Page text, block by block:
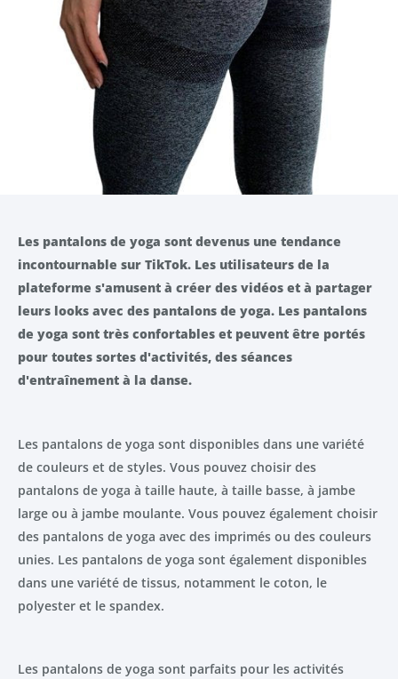
Les pantalons de yoga sont devenus une tendance
incontournable sur TikTok. Les utilisateurs de la
plateforme s'amusent à créer des vidéos et à partager
leurs looks avec des pantalons de yoga. Les pantalons
de yoga sont très confortables et peuvent être portés
pour toutes sortes d'activités, des séances
d'entraînement à la danse.
Les pantalons de yoga sont disponibles dans une variété
de couleurs et de styles. Vous pouvez choisir des
pantalons de yoga à taille haute, à taille basse, à jambe
large ou à jambe moulante. Vous pouvez également choisir
des pantalons de yoga avec des imprimés ou des couleurs
unies. Les pantalons de yoga sont également disponibles
dans une variété de tissus, notamment le coton, le
polyester et le spandex.
Les pantalons de yoga sont parfaits pour les activités